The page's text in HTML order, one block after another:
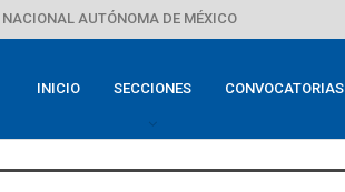
AUTÓNOMA DE MÉXICO
INICIO SECCIONES CONVOCATORIAS